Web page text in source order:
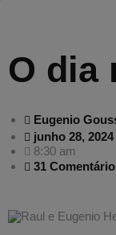
O dia
Eugenio
junho 28, 2024
8:30 am
31